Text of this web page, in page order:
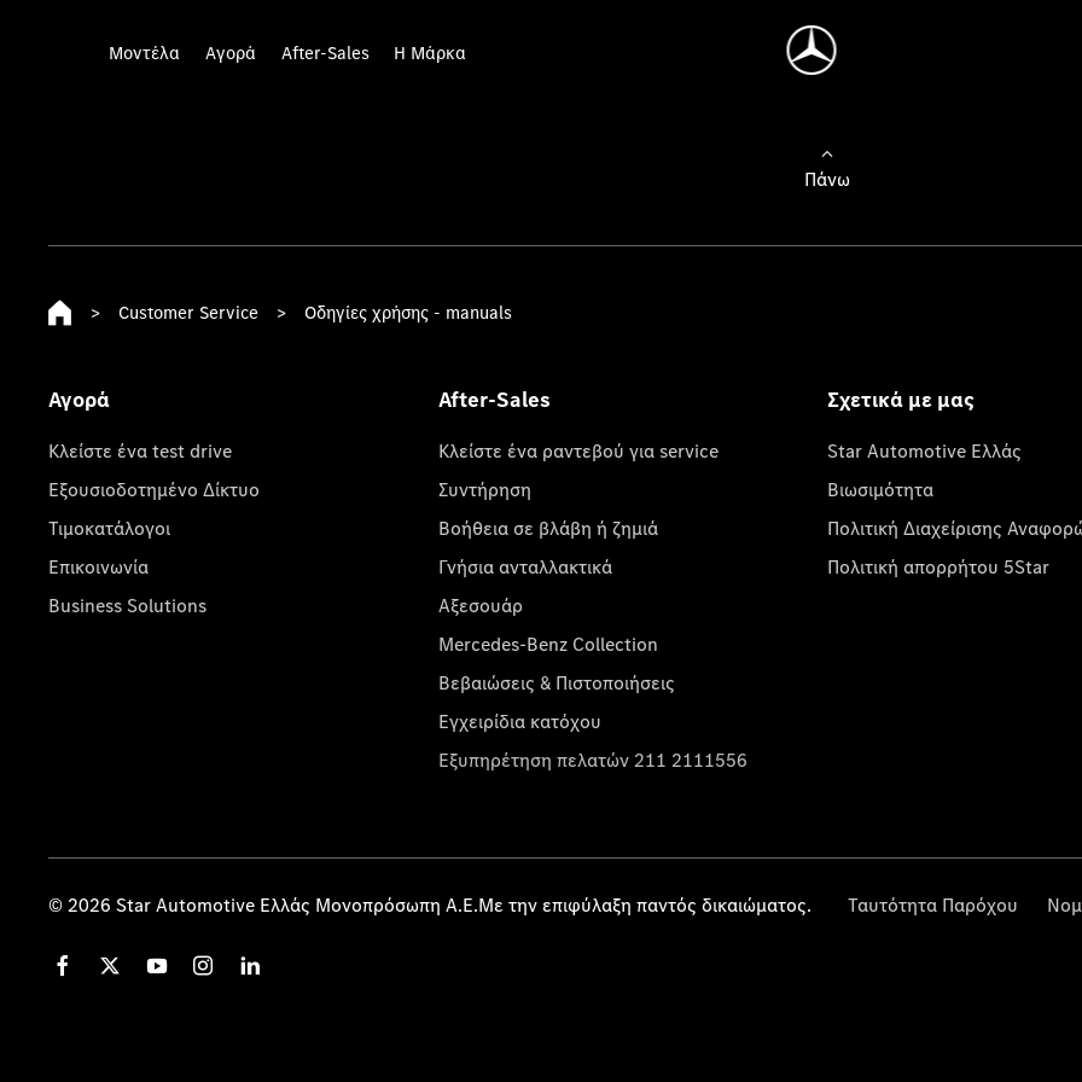
Μοντέλα Αγορά After-Sales Η Μάρκα
Πάνω
> Customer Service > Οδηγίες χρήσης - manuals
Αγορά
Κλείστε ένα test drive
Εξουσιοδοτημένο Δίκτυο
Τιμοκατάλογοι
Επικοινωνία
Business Solutions
After-Sales
Κλείστε ένα ραντεβού για service
Συντήρηση
Βοήθεια σε βλάβη ή ζημιά
Γνήσια ανταλλακτικά
Αξεσουάρ
Mercedes-Benz Collection
Βεβαιώσεις & Πιστοποιήσεις
Εγχειρίδια κατόχου
Εξυπηρέτηση πελατών 211 2111556
Σχετικά με μας
Star Automotive Ελλάς
Βιωσιμότητα
Πολιτική Διαχείρισης
Πολιτική απορρήτου 5Star
© 2026 Star Automotive Ελλάς Μονοπρόσωπη Α.Ε.Με την επιφύλαξη παντός δικαιώματος. Ταυτότητα Παρόχου